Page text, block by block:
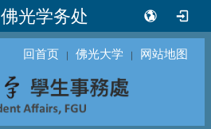
佛光学务处
回首页 ｜ 佛光大学 ｜ 网站地图